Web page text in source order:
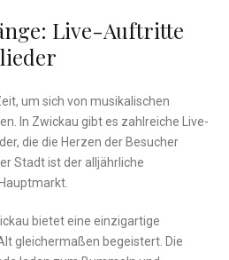
Live-Auftritte
um⁢ sich von musikalischen
In Zwickau gibt‌ es zahlreiche⁤ Live-
die ⁣die ​Herzen ‌der Besucher
Stadt ist ⁤der alljährliche
bietet ‌eine einzigartige
gleichermaßen begeistert. Die